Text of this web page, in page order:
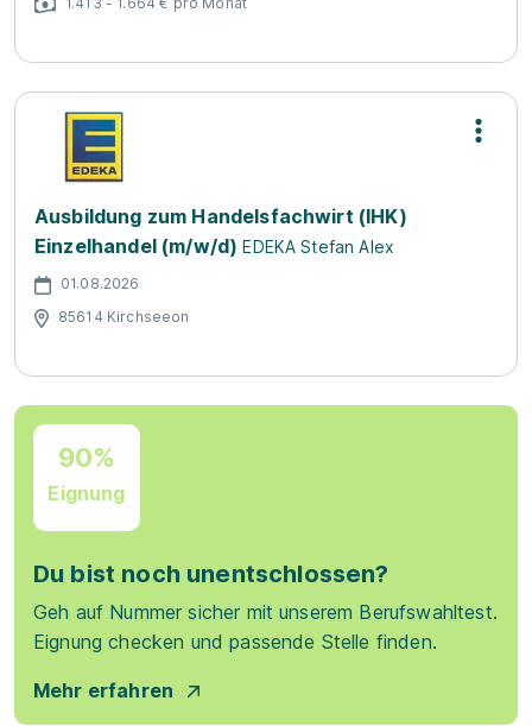
Ausbildung zum Handelsfachwirt (IHK)
Einzelhandel (m/w/d) EDEKA Stefan Alex
01.08.2026
85614 Kirchseeon
90%
Eignung
Du bist noch unentschlossen?
Geh auf Nummer sicher mit unserem Berufswahltest.
Eignung checken und passende Stelle finden.
Mehr erfahren